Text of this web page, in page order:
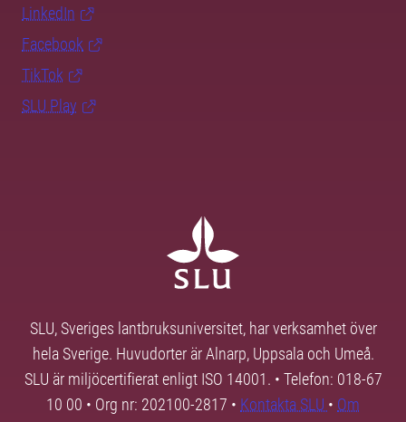
LinkedIn
Facebook
TikTok
SLU Play
SLU, Sveriges lantbruksuniversitet, har verksamhet över
hela Sverige. Huvudorter är Alnarp, Uppsala och Umeå.
SLU är miljöcertifierat enligt ISO 14001. • Telefon: 018-67
10 00 • Org nr: 202100-2817 • Kontakta SLU • Om